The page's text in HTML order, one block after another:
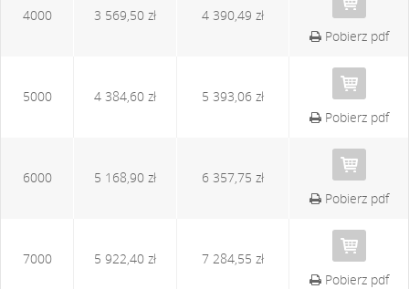
4000 3 569,50 zł
4 390,49 zł
Pobierz pdf
5000 4 384,60 zł
5 393,06 zł
Pobierz pdf
6000 5 168,90 zł
6 357,75 zł
Pobierz pdf
7000 5 922,40 zł
7 284,55 zł
Pobierz pdf